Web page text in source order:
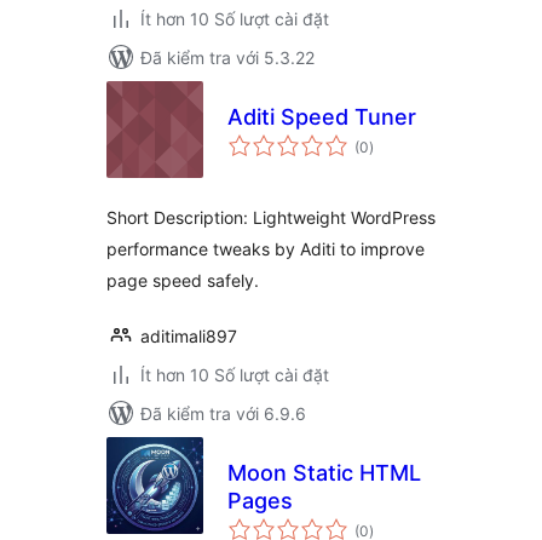
Ít hơn 10 Số lượt cài đặt
Đã kiểm tra với 5.3.22
Aditi Speed Tuner
(0tổng
đánh
)
Short Description: Lightweight WordPress
performance tweaks by Aditi to improve
page speed safely.
aditimali897
Ít hơn 10 Số lượt cài đặt
Đã kiểm tra với 6.9.6
Moon Static HTML
Pages
(0tổng
)